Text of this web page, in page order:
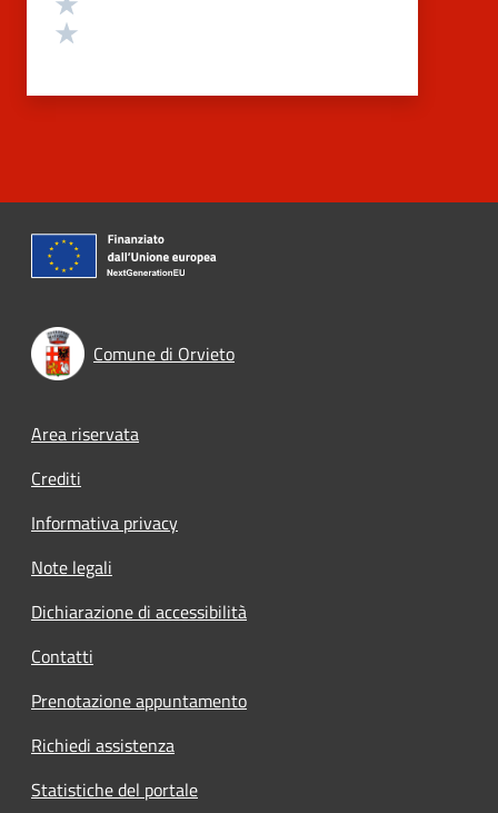
Comune di Orvieto
Footer menu
Area riservata
Crediti
Informativa privacy
Note legali
Dichiarazione di accessibilità
Contatti
Prenotazione appuntamento
Richiedi assistenza
Statistiche del portale